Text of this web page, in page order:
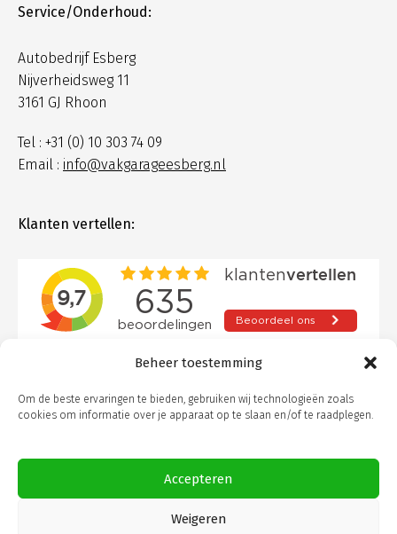
Beheer toestemming
Om de beste ervaringen te bieden, gebruiken wij technologieën zoals
cookies om informatie over je apparaat op te slaan en/of te raadplegen.
Accepteren
Weigeren
Service/Onderhoud:
Autobedrijf Esberg
Nijverheidsweg 11
3161 GJ Rhoon
Tel : +31 (0) 10 303 74 09
Email : info@vakgarageesberg.nl
Klanten vertellen:
© Autobedrijf Esberg. Alle rechten voorbehouden